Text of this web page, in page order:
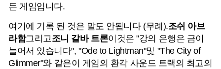
든 게임입니다.
여기에 기록 된 것은 말도 안됩니다 (무례).조쉬 아브
라함그리고조니 갈바 트론이것은 "강의 은행은 금이
늘어서 있습니다", "Ode to Lightman"및 "The City of
Glimmer"와 같은이 게임의 환각 사운드 트랙의 최고의